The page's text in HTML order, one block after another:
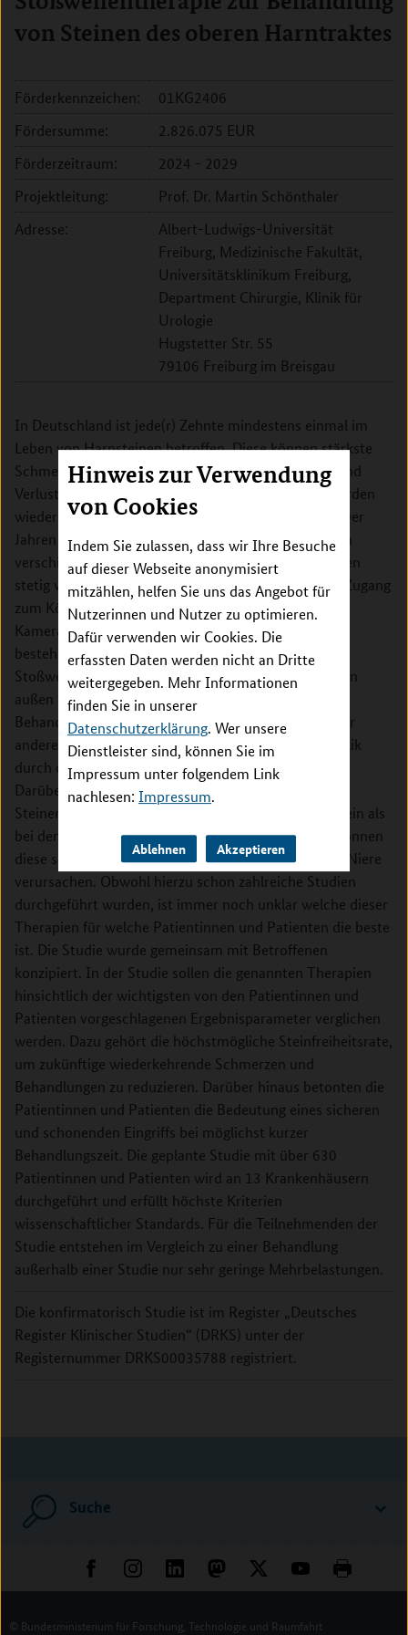
Hinweis zur Verwendung
von Cookies
Indem Sie zulassen, dass wir Ihre Besuche
auf dieser Webseite anonymisiert
mitzählen, helfen Sie uns das Angebot für
Nutzerinnen und Nutzer zu optimieren.
Dafür verwenden wir Cookies. Die
erfassten Daten werden nicht an Dritte
weitergegeben. Mehr Informationen
finden Sie in unserer
Datenschutzerklärung. Wer unsere
Dienstleister sind, können Sie im
Impressum unter folgendem Link
nachlesen: Impressum.
Ablehnen Akzeptieren
von Steinen des oberen Harntraktes
Förderkennzeichen:
01KG2406
Fördersumme:
2.826.075 EUR
Förderzeitraum:
2024 - 2029
Projektleitung:
Prof. Dr. Martin Schönthaler
Adresse:
Albert-Ludwigs-Universität
Freiburg, Medizinische Fakultät,
Universitätsklinikum Freiburg,
Department Chirurgie, Klinik für
Urologie
Hugstetter Str. 55
79106 Freiburg im Breisgau
In Deutschland ist jede(r) Zehnte mindestens einmal im
Leben von Harnsteinen betroffen. Diese können stärkste
Schmerzen und Langzeitfolgen wie Bluthochdruck und
Verlust der Nierenfunktion verursachen. Vielfach werden
wiederholte Behandlungen notwendig. Seit den 1980er
Jahren wurde die Behandlung von Harnsteinen durch
verschiedene sogenannte "minimalinvasive" Methoden
stetig verbessert. Diese Techniken ermöglichen den Zugang
zum Körper mit einem Spiegelungsgerät und
Kamerasystem über einen kleinen Hautschnitt oder
bestehende Körperöffnungen. Daneben gibt es die
Stoßwellentherapie (SWL) durch Druckwellen, die von
außen auf den Stein gerichtet werden. Alle
Behandlungsformen haben Vor- und Nachteile. Unter
anderem kann die SWL beispielsweise eine Nierenkolik
durch die entstehenden Steinteilchen verursachen.
Darüber hinaus scheint die Rate vollständiger
Steinentfernungen mit dieser Methode geringer zu sein als
bei den endoskopischen Behandlungen. Allerdings können
diese schwere Verletzungen des Harnleiters und der Niere
verursachen. Obwohl hierzu schon zahlreiche Studien
durchgeführt wurden, ist immer noch unklar welche dieser
Therapien für welche Patientinnen und Patienten die beste
ist. Die Studie wurde gemeinsam mit Betroffenen
konzipiert. In der Studie sollen die genannten Therapien
hinsichtlich der wichtigsten von den Patientinnen und
Patienten vorgeschlagenen Ergebnisparameter verglichen
werden. Dazu gehört die höchstmögliche Steinfreiheitsrate,
um zukünftige wiederkehrende Schmerzen und
Behandlungen zu reduzieren. Darüber hinaus betonten die
Patientinnen und Patienten die Bedeutung eines sicheren
und schonenden Eingriffs bei möglichst kurzer
Behandlungszeit. Die geplante Studie mit über 630
Patientinnen und Patienten wird an 13 Krankenhäusern
durchgeführt und erfüllt höchste Kriterien
wissenschaftlicher Standards. Für die Teilnehmenden der
Studie entstehen im Vergleich zu einer Behandlung
außerhalb einer Studie nur sehr geringe Mehrbelastungen.
Die konfirmatorisch Studie ist im Register „Deutsches
Register Klinischer Studien“ (DRKS) unter der
Registernummer DRKS00035788 registriert.
Suche
© Bundesministerium für Forschung, Technologie und Raumfahrt